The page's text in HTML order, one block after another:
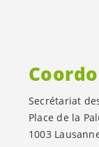
Secrétariat
Place de la
1003